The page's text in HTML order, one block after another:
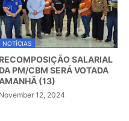
NOTÍCIAS
RECOMPOSIÇÃO SALARIAL
DA PM/CBM SERÁ VOTADA
(13)
November 12, 2024